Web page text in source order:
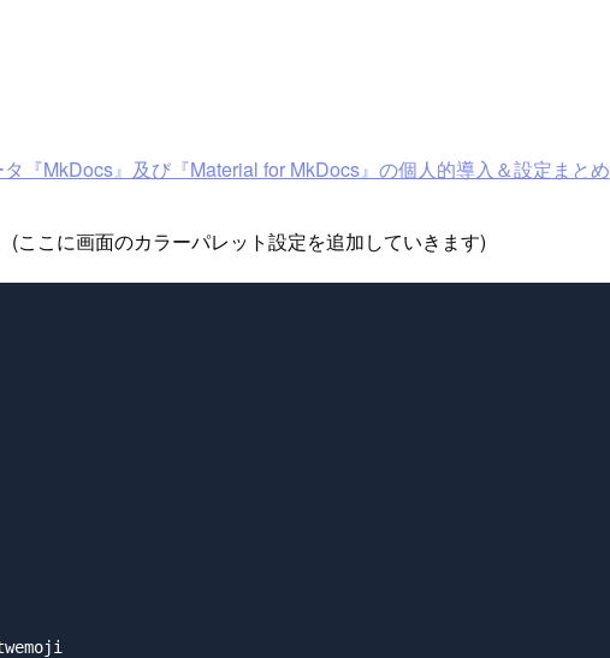
『MkDocs』及び『Material for MkDocs』の個人的導入＆設定まとめ
(ここに画面のカラーパレット設定を追加していきます)